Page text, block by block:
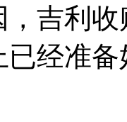
吉利
已经准备